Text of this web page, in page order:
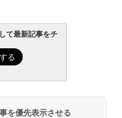
て最新記事をチ
を優先表示させる